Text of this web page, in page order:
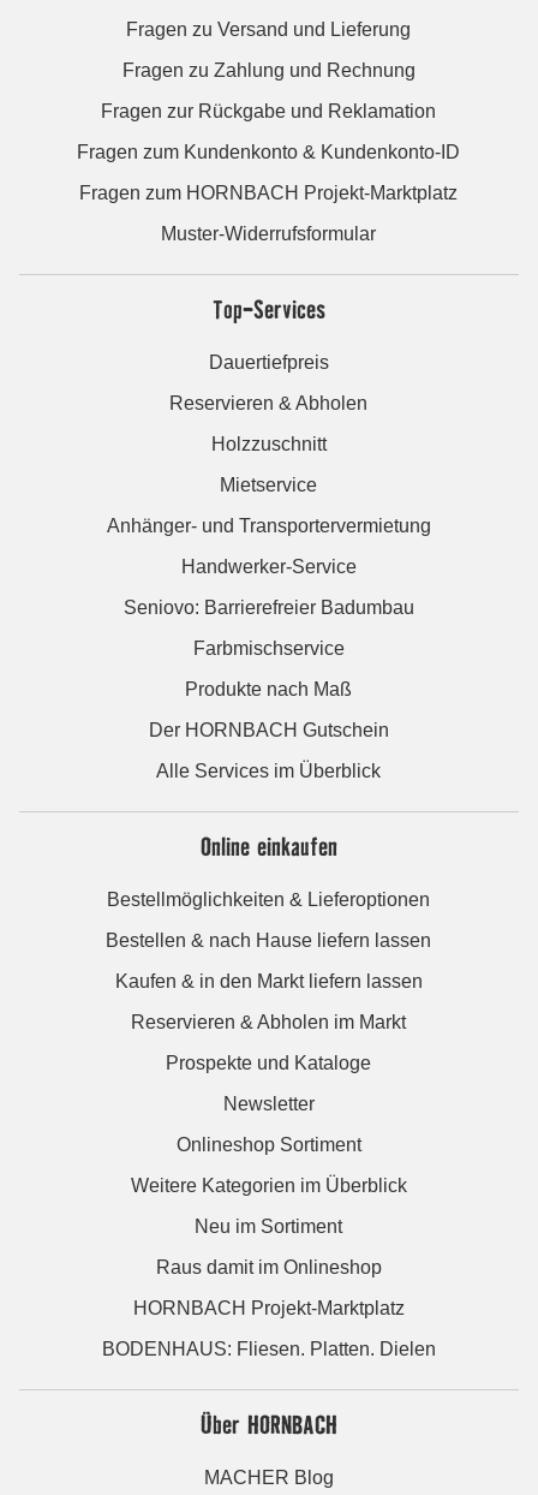
Fragen zu Versand und Lieferung
Fragen zu Zahlung und Rechnung
Fragen zur Rückgabe und Reklamation
Fragen zum Kundenkonto & Kundenkonto-ID
Fragen zum HORNBACH Projekt-Marktplatz
Muster-Widerrufsformular
Top-Services
Dauertiefpreis
Reservieren & Abholen
Holzzuschnitt
Mietservice
Anhänger- und Transportervermietung
Handwerker-Service
Seniovo: Barrierefreier Badumbau
Farbmischservice
Produkte nach Maß
Der HORNBACH Gutschein
Alle Services im Überblick
Online einkaufen
Bestellmöglichkeiten & Lieferoptionen
Bestellen & nach Hause liefern lassen
Kaufen & in den Markt liefern lassen
Reservieren & Abholen im Markt
Prospekte und Kataloge
Newsletter
Onlineshop Sortiment
Weitere Kategorien im Überblick
Neu im Sortiment
Raus damit im Onlineshop
HORNBACH Projekt-Marktplatz
BODENHAUS: Fliesen. Platten. Dielen
Über HORNBACH
MACHER Blog